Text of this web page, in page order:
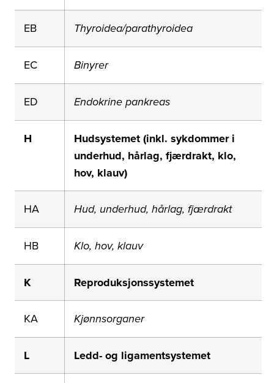
EB Thyroidea/parathyroidea
EC Binyrer
ED Endokrine pankreas
H
Hudsystemet (inkl. sykdommer i
underhud, hårlag, fjærdrakt, klo,
hov, klauv)
HA Hud, underhud, hårlag, fjærdrakt
HB Klo, hov, klauv
K Reproduksjonssystemet
KA Kjønnsorganer
L Ledd- og ligamentsystemet